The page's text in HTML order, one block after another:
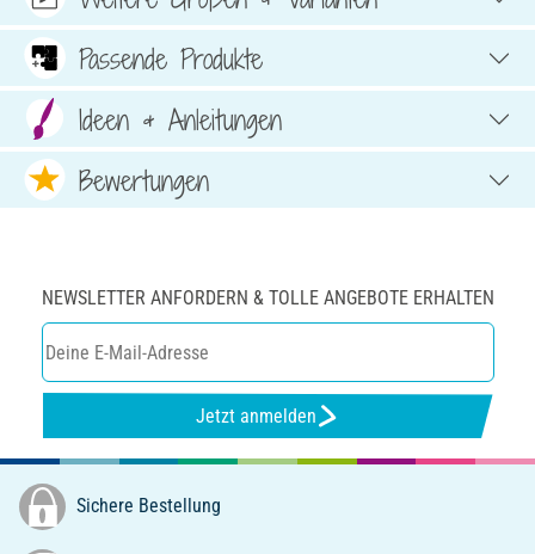
Passende Produkte
Ideen & Anleitungen
Bewertungen
NEWSLETTER ANFORDERN & TOLLE ANGEBOTE ERHALTEN
Jetzt anmelden
Sichere Bestellung